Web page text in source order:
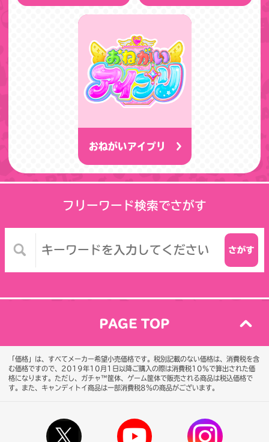
おねがいアイプリ
フリーワード検索でさがす
PAGE TOP
「価格」は、すべてメーカー希望小売価格です。税別記載のない価格は、消費税を含
む価格ですので、2019年10月1日以降ご購入の際は消費税10％で算出された価
格になります。 ただし、ガチャ™筐体、ゲーム筐体で販売される商品は税込価格で
す。また、キャンディトイ商品は一部消費税8％の商品がございます。